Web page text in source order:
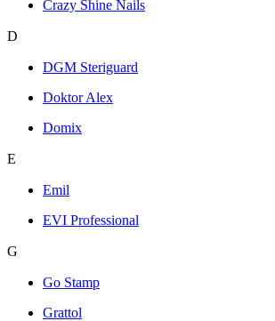
Crazy Shine Nails
D
DGM Steriguard
Doktor Alex
Domix
E
Emil
EVI Professional
G
Go Stamp
Grattol